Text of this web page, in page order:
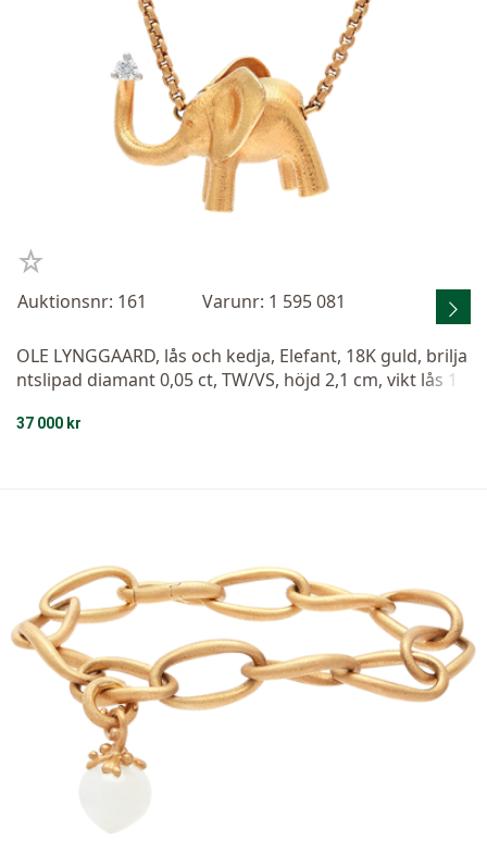
Auktionsnr: 161 Varunr: 1 595 081
OLE LYNGGAARD, lås och kedja, Elefant, 18K guld, brilja
ntslipad diamant 0,05 ct, TW/VS, höjd 2,1 cm, vikt lås 1
37 000 kr